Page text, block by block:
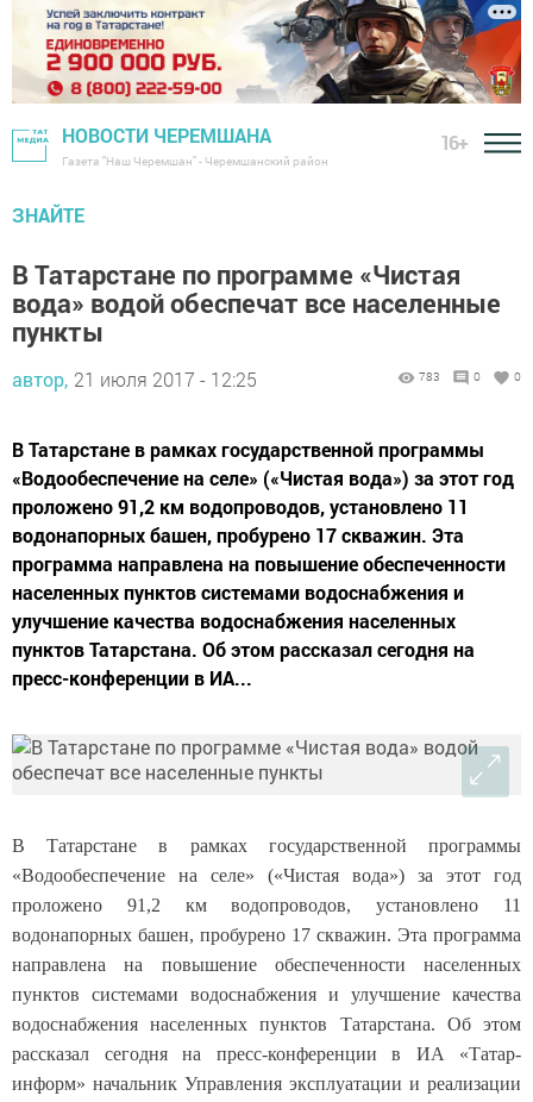
НОВОСТИ ЧЕРЕМШАНА
Газета "Наш Черемшан" - Черемшанский район
16+
ЗНАЙТЕ
В Татарстане по программе «Чистая
вода» водой обеспечат все населенные
пункты
автор, 21 июля 2017 - 12:25 783 0 0
В Татарстане в рамках государственной программы
«Водообеспечение на селе» («Чистая вода») за этот год
проложено 91,2 км водопроводов, установлено 11
водонапорных башен, пробурено 17 скважин. Эта
программа направлена на повышение обеспеченности
населенных пунктов системами водоснабжения и
улучшение качества водоснабжения населенных
пунктов Татарстана. Об этом рассказал сегодня на
пресс-конференции в ИА...
В Татарстане в рамках государственной программы
«Водообеспечение на селе» («Чистая вода») за этот год
проложено 91,2 км водопроводов, установлено 11
водонапорных башен, пробурено 17 скважин. Эта программа
направлена на повышение обеспеченности населенных
пунктов системами водоснабжения и улучшение качества
водоснабжения населенных пунктов Татарстана. Об этом
рассказал сегодня на пресс-конференции в ИА «Татар-
информ» начальник Управления эксплуатации и реализации